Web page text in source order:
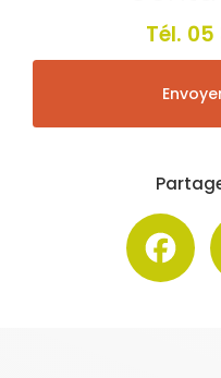
Tél. 05